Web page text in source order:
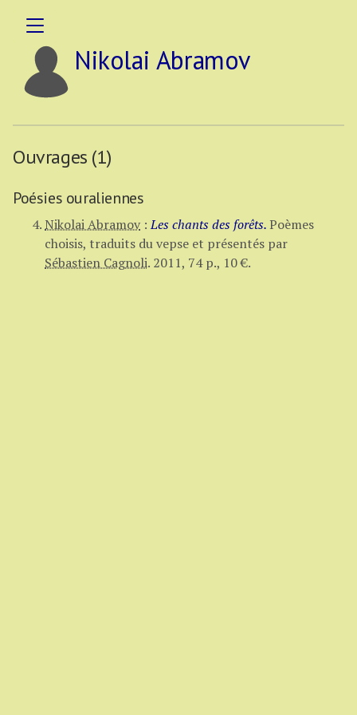
Nikolai Abramov
Ouvrages (1)
Poésies ouraliennes
Nikolai Abramov :Les chants des forêts.Poèmes
choisis, traduits du vepse et présentés par
Sébastien Cagnoli. 2011, 74 p., 10 €.